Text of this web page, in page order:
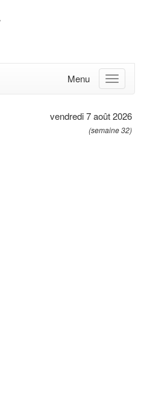
Menu
vendredi 7 août 2026
(semaine 32)